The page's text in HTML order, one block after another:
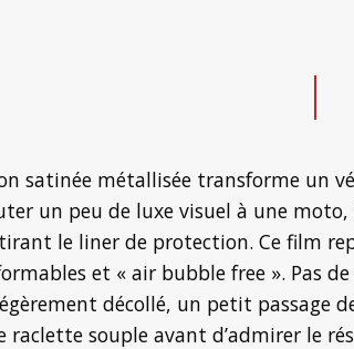
satinée métallisée transforme un
un peu de luxe visuel à une
le liner de protection. Ce
et « air bubble free ». Pas
décollé, un petit
raclette souple avant d’admirer le